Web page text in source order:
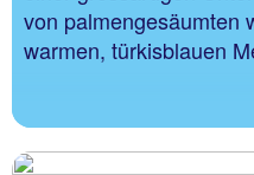
von palmengesäumten
warmen, türkisblauen